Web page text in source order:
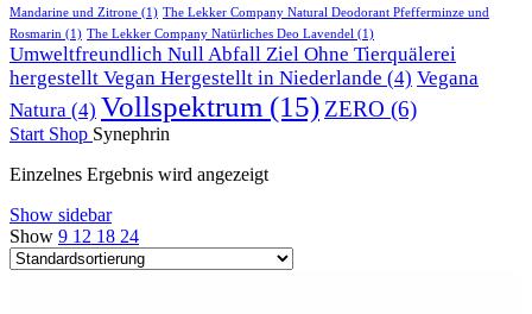
Mandarine und Zitrone (1) The Lekker Company Natural Deodorant Pfefferminze und
Rosmarin (1) The Lekker Company Natürliches Deo Lavendel (1)
Umweltfreundlich Null Abfall Ziel Ohne Tierquälerei
hergestellt Vegan Hergestellt in Niederlande (4) Vegana
Natura (4) Vollspektrum (15) ZERO (6)
Start Shop Synephrin
Einzelnes Ergebnis wird angezeigt
Show sidebar
Show 9 12 18 24